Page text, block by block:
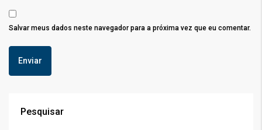
Salvar meus dados neste navegador para a próxima vez que eu comentar.
Pesquisar